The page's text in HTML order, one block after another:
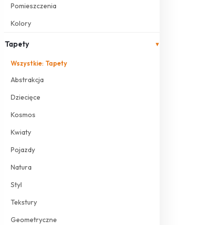
Pomieszczenia
Kolory
Tapety ▾
Wszystkie: Tapety
Abstrakcja
Dziecięce
Kosmos
Kwiaty
Pojazdy
Natura
Styl
Tekstury
Geometryczne